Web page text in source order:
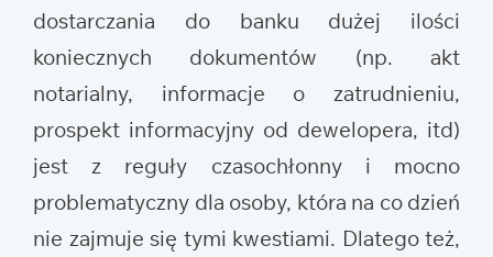
dostarczania do banku dużej ilości
koniecznych dokumentów (np. akt
notarialny, informacje o zatrudnieniu,
prospekt informacyjny od dewelopera, itd)
jest z reguły czasochłonny i mocno
problematyczny dla osoby, która na co dzień
nie zajmuje się tymi kwestiami. Dlatego też,